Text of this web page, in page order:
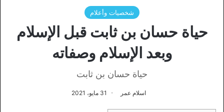
شخصيات وأعلام
حياة حسان بن ثابت قبل الإسلام
وبعد الإسلام وصفاته
حياة حسان بن ثابت
اسلام عمر 31 مايو، 2021